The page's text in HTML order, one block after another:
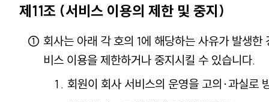
제11조 (서비스 이용의 제한 및 중지)
회사는 아래 각 호의 1에 해당하는 사유가 발생한
비스 이용을 제한하거나 중지시킬 수 있습니다.
회원이 회사 서비스의 운영을 고의·과실로